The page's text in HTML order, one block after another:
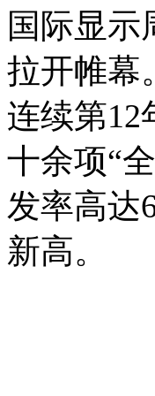
国际显示
拉开帷幕
连续第12
十余项“
发率高达
新高。